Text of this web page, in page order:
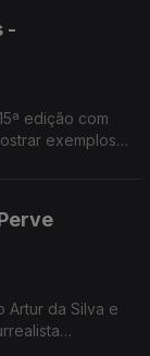
-
edição com
exemplos
Artur da Silva e